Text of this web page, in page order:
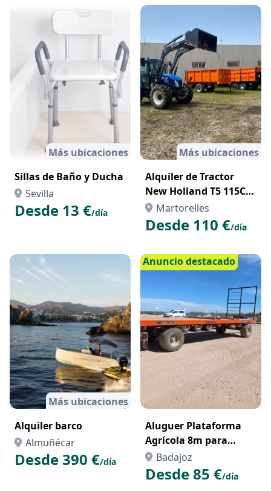
Más ubicaciones
Sillas de Baño y Ducha
Sevilla
Desde 13 €/día
Más ubicaciones
Alquiler de Tractor
New Holland T5 115CV
con Pala
Martorelles
Desde 110 €/día
Más ubicaciones
Alquiler barco
Almuñécar
Desde 390 €/día
Anuncio destacado
Aluguer Plataforma
Agrícola 8m para
Transporte de Painéis
Solares – Parques
Fotovoltaicos Portugal
Badajoz
Desde 85 €/día